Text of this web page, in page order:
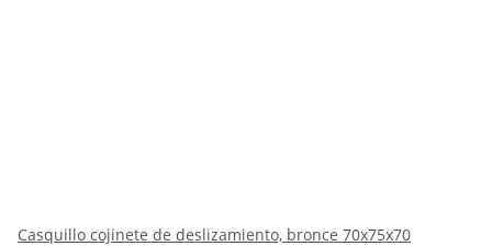
Casquillo cojinete de deslizamiento, bronce 70x75x70